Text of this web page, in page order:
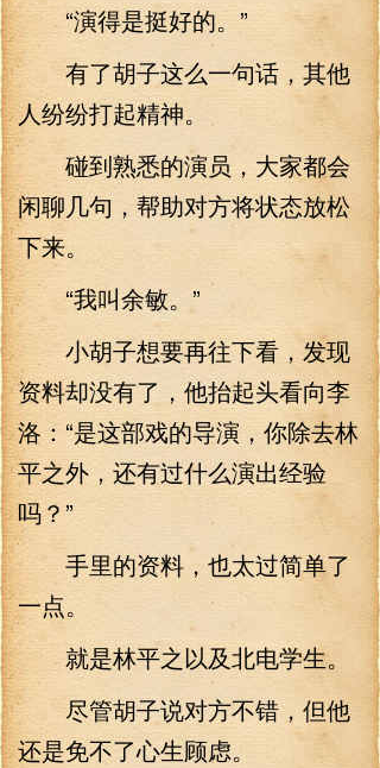
“演得是挺好的。”
有了胡子这么一句话，其他
人纷纷打起精神。
碰到熟悉的演员，大家都会
闲聊几句，帮助对方将状态放松
下来。
“我叫余敏。”
小胡子想要再往下看，发现
资料却没有了，他抬起头看向李
洛：“是这部戏的导演，你除去林
平之外，还有过什么演出经验
吗？”
手里的资料，也太过简单了
一点。
就是林平之以及北电学生。
尽管胡子说对方不错，但他
还是免不了心生顾虑。